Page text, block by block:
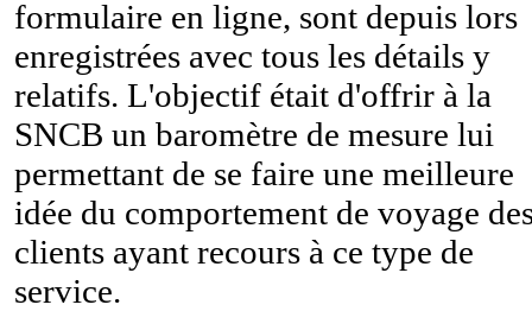
formulaire en ligne, sont depuis lors
enregistrées avec tous les détails y
relatifs. L'objectif était d'offrir à la
SNCB un baromètre de mesure lui
permettant de se faire une meilleure
idée du comportement de voyage
clients ayant recours à ce type de
service.